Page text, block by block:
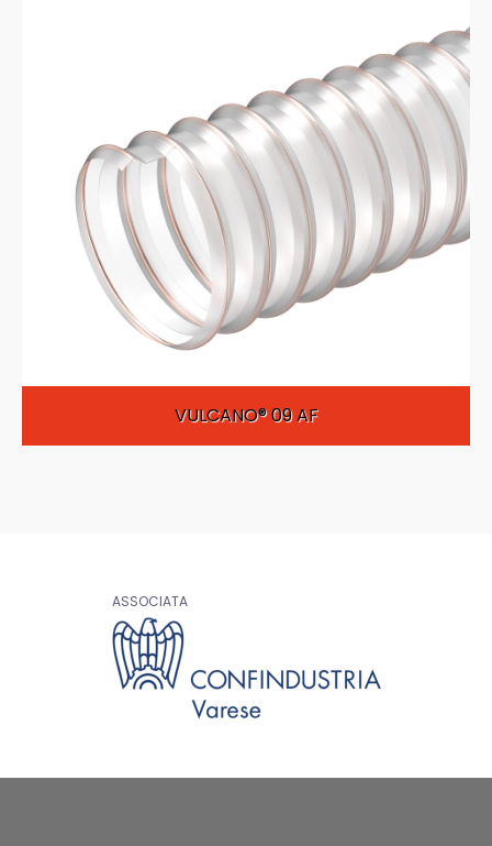
VULCANO® 09 AF
ASSOCIATA